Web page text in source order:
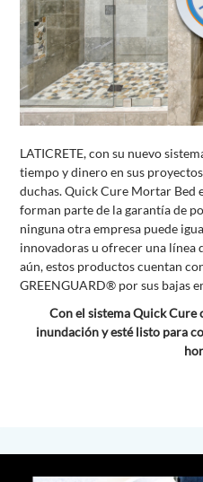
LATICRETE, con su nuevo
tiempo y dinero en sus
duchas. Quick Cure Mortar Bed
forman parte de la garantía de
ninguna otra empresa puede
innovadoras u ofrecer una línea
aún, estos productos cuentan
GREENGUARD® por sus bajas
Con el sistema Quick Cure
inundación y esté listo para